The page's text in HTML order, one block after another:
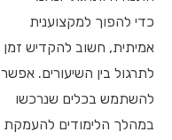
כדי להפוך למקצוענית
אמיתית, חשוב להקדיש זמן
לתרגול בין השיעורים. אפשר
להשתמש בכלים שנרכשו
במהלך הלימודים להעמקת